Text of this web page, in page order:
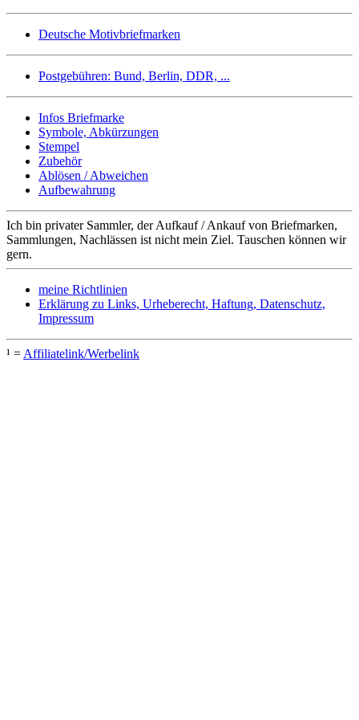
Deutsche Motivbriefmarken
Postgebühren: Bund, Berlin, DDR, ...
Infos Briefmarke
Symbole, Abkürzungen
Stempel
Zubehör
Ablösen / Abweichen
Aufbewahrung
Ich bin privater Sammler, der Aufkauf / Ankauf von Briefmarken,
Sammlungen, Nachlässen ist nicht mein Ziel. Tauschen können wir
gern.
meine Richtlinien
Erklärung zu Links, Urheberecht, Haftung, Datenschutz,
Impressum
¹ = Affiliatelink/Werbelink